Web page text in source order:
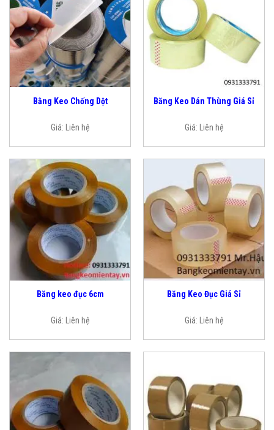
Bằng Keo Chống Dột
Giá: Liên hệ
Băng Keo Dán Thùng Giá Sỉ
Giá: Liên hệ
Băng keo đục 6cm
Giá: Liên hệ
Băng Keo Đục Giá Sỉ
Giá: Liên hệ